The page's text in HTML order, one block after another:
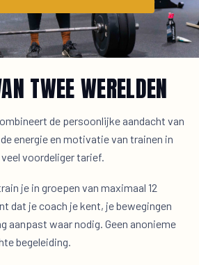
TWEE WERELDEN
de persoonlijke aandacht van
energie en motivatie van trainen in
voordeliger tarief.
je in groepen van maximaal 12
dat je coach je kent, je bewegingen
aanpast waar nodig. Geen anonieme
begeleiding.